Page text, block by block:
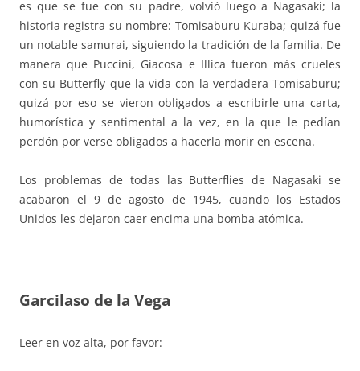
es que se fue con su padre, volvió luego a Nagasaki; la
historia registra su nombre: Tomisaburu Kuraba; quizá fue
un notable samurai, siguiendo la tradición de la familia. De
manera que Puccini, Giacosa e Illica fueron más crueles
con su Butterfly que la vida con la verdadera Tomisaburu;
quizá por eso se vieron obligados a escribirle una carta,
humorística y sentimental a la vez, en la que le pedían
perdón por verse obligados a hacerla morir en escena.
Los problemas de todas las Butterflies de Nagasaki se
acabaron el 9 de agosto de 1945, cuando los Estados
Unidos les dejaron caer encima una bomba atómica.
Garcilaso de la Vega
Leer en voz alta, por favor: